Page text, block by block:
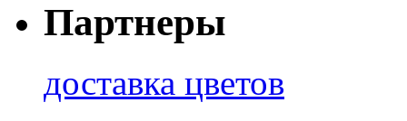
Партнеры
доставка цветов